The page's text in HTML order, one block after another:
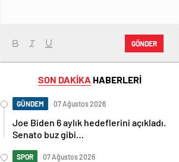
GÖNDER
SON DAKİKA HABERLERİ
GÜNDEM 07 Ağustos 2026
Joe Biden 6 aylık hedeflerini açıkladı.
Senato buz gibi…
SPOR 07 Ağustos 2026